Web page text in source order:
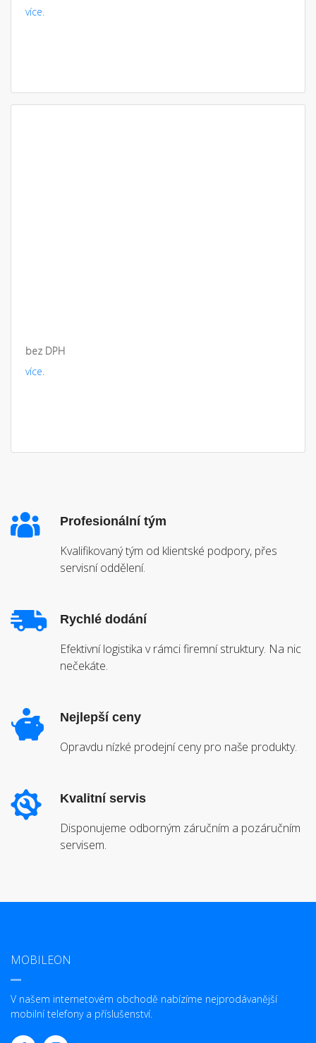
více.
bez DPH
více.
Profesionální tým
Kvalifikovaný tým od klientské podpory, přes
servisní oddělení.
Rychlé dodání
Efektivní logistika v rámci firemní struktury. Na nic
nečekáte.
Nejlepší ceny
Opravdu nízké prodejní ceny pro naše produkty.
Kvalitní servis
Disponujeme odborným záručním a pozáručním
servisem.
MOBILEON
V našem internetovém obchodě nabízíme nejprodávanější
mobilní telefony a příslušenství.